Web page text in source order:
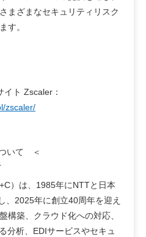
まざまなセキュリティリスク
す。
イト Zscaler：
zscaler/
いて ＜
）は、1985年にNTTと日本
、2025年に創立40周年を迎え
構築、クラウド化への対応、
分析、EDIサービスやセキュ